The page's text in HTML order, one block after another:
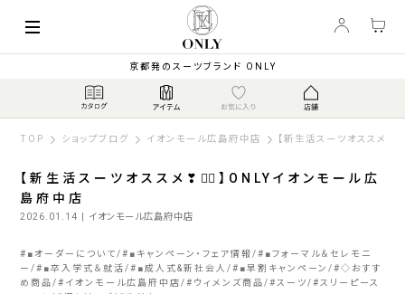
京都発のスーツブランド ONLY
TOP ショップブログ イオンモール広島府中店 【新生活スーツオススメ
【新生活スーツオススメ❣☝🏻】ONLYイオンモール広
島府中店
2026.01.14 | イオンモール広島府中店
# ■オーダーについて # ■キャンペーン・フェア情報 # ■フォーマル＆セレモニ
ー # ■卒入学式＆就活 # ■成人式&新社会人 # ■早割キャンペーン #◇おすす
め商品 # イオンモール広島府中店 # ウィメンズ商品 # スーツ # スリーピース